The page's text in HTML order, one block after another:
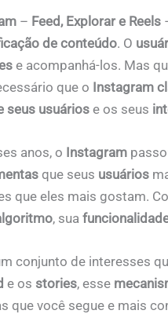
– Feed, Explorar e Reels
de conteúdo. O
e acompanhá-los. Mas
que o Instagram
seus usuáriose os seus
anos, o Instagram
que seus usuários
que eles mais gostam.
, sua
conjunto de interesses
e os stories, esse
que você segue e mais